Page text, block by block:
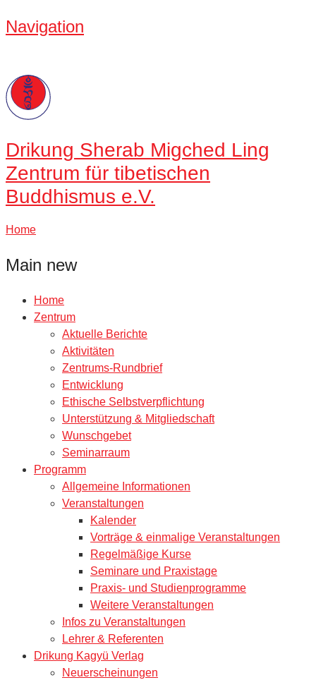
Navigation
Drikung Sherab Migched Ling
Zentrum für tibetischen
Buddhismus e.V.
Home
Main new
Home
Zentrum
Aktuelle Berichte
Aktivitäten
Zentrums-Rundbrief
Entwicklung
Ethische Selbstverpflichtung
Unterstützung & Mitgliedschaft
Wunschgebet
Seminarraum
Programm
Allgemeine Informationen
Veranstaltungen
Kalender
Vorträge & einmalige Veranstaltungen
Regelmäßige Kurse
Seminare und Praxistage
Praxis- und Studienprogramme
Weitere Veranstaltungen
Infos zu Veranstaltungen
Lehrer & Referenten
Drikung Kagyü Verlag
Neuerscheinungen